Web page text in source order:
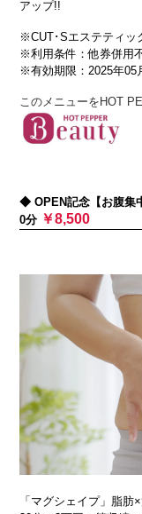
アップ!!
※CUT･Sエステティッ
※利用条件：他券併用
※有効期限：2025年05
このメニューをHOT
◆ OPEN記念【お腹集
0分 ￥8,500
「マグシェイプ」脂肪